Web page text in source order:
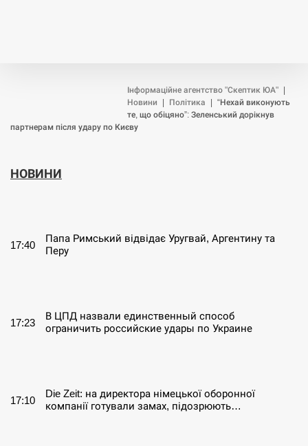
Інформаційне агентство "Скептик ЮА"
Новини
Політика
“Нехай виконують
те, що обіцяно”: Зеленський дорікнув
партнерам після удару по Києву
НОВИНИ
17:40
Папа Римський відвідає Уругвай, Аргентину та
Перу
17:23
В ЦПД назвали единственный способ
ограничить российские удары по Украине
17:10
Die Zeit: на директора німецької оборонної
компанії готували замах, підозрюють…